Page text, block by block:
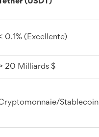
Tether (USDT)
0.1% (Excellente)
20 Milliards $
Stablecoin